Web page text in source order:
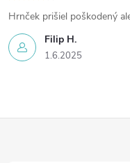
Filip H.
1.6.2025
Hrnček prišiel poškodený